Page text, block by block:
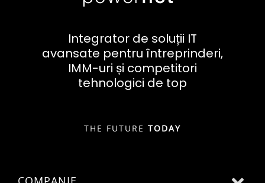
Integrator de soluții IT
avansate pentru întreprinderi,
IMM-uri și competitori
tehnologici de top
THE FUTURE TODAY